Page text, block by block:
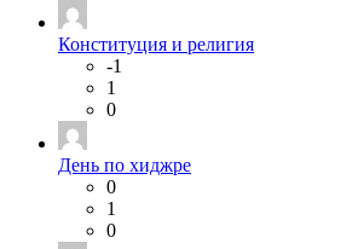
Конституция и религия
-1
1
0
День по хиджре
0
1
0